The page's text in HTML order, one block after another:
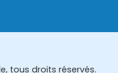
tous droits réservés.